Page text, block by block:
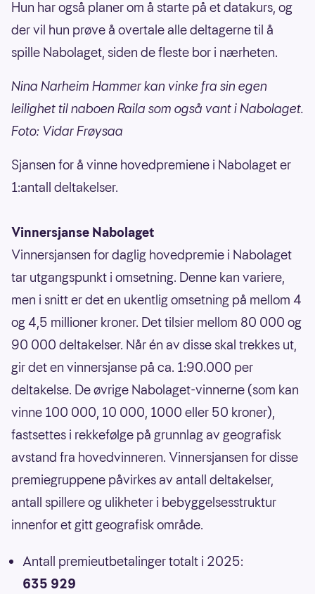
Hun har også planer om å starte på et datakurs, og
der vil hun prøve å overtale alle deltagerne til å
spille Nabolaget, siden de fleste bor i nærheten.
Nina Narheim Hammer kan vinke fra sin egen
leilighet til naboen Raila som også vant i Nabolaget.
Foto: Vidar Frøysaa
Sjansen for å vinne hovedpremiene i Nabolaget er
1:antall deltakelser.
Vinnersjanse Nabolaget
Vinnersjansen for daglig hovedpremie i Nabolaget
tar utgangspunkt i omsetning. Denne kan variere,
men i snitt er det en ukentlig omsetning på mellom 4
og 4,5 millioner kroner. Det tilsier mellom 80 000 og
90 000 deltakelser. Når én av disse skal trekkes ut,
gir det en vinnersjanse på ca. 1:90.000 per
deltakelse. De øvrige Nabolaget-vinnerne (som kan
vinne 100 000, 10 000, 1000 eller 50 kroner),
fastsettes i rekkefølge på grunnlag av geografisk
avstand fra hovedvinneren. Vinnersjansen for disse
premiegruppene påvirkes av antall deltakelser,
antall spillere og ulikheter i bebyggelsesstruktur
innenfor et gitt geografisk område.
Antall premieutbetalinger totalt i 2025:
635 929